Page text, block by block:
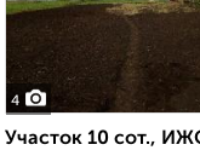
4
Участок 10 сот.,